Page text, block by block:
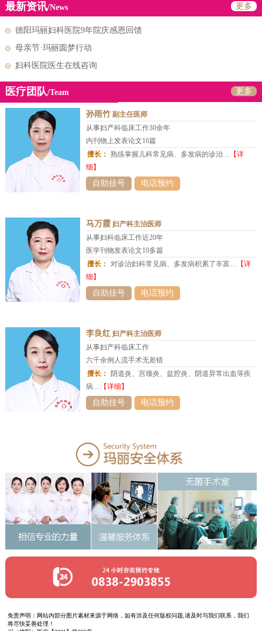
最新资讯/News 更多
德阳玛丽妇科医院9年院庆感恩回馈
母亲节·玛丽圆梦行动
妇科医院医生在线咨询
医疗团队/Team 更多
孙雨竹副主任医师
从事妇产科临床工作30余年
内刊物上发表论文16篇
擅长： 熟练掌握儿科常见病、多发病的诊治… 【详
细】
自助挂号 电话预约
马万霞妇产科主治医师
从事妇科临床工作近20年
医学刊物发表论文10多篇
擅长： 对诊治妇科常见病、多发病积累了丰富… 【详
细】
自助挂号 电话预约
李良红妇产科主治医师
从事妇产科临床工作
六千余例人流手术无差错
擅长：
阴道炎、宫颈炎、盆腔炎、阴道异常出血等疾
病… 【详细】
自助挂号 电话预约
免责声明：网站内部分图片素材来源于网络，如有涉及任何版权问题,请及时与我们联系，我们
将尽快妥善处理！